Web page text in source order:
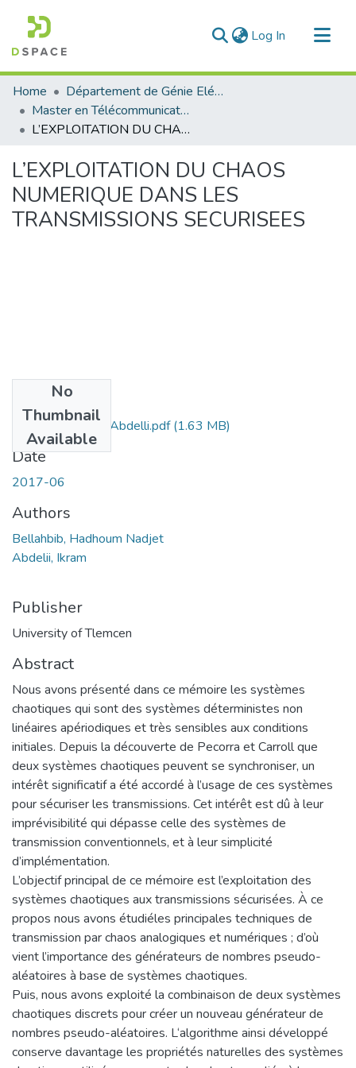
Log In (current)
Communities & Collections
All of DSpace
Statistics
Home
Département de Génie Eléctrique et Electronique
Master en Télécommunication
L’EXPLOITATION DU CHAOS NUMERIQUE DANS LES TRANSMISSIONS SECURISEES
L’EXPLOITATION DU CHAOS
NUMERIQUE DANS LES
TRANSMISSIONS SECURISEES
No
Thumbnail
Available
Ms.Tel.Bellahbib+Abdelli.pdf(1.63 MB)
Date
2017-06
Authors
Bellahbib, Hadhoum Nadjet
Abdelii, Ikram
Publisher
University of Tlemcen
Abstract
Nous avons présenté dans ce mémoire les systèmes
chaotiques qui sont des systèmes déterministes non
linéaires apériodiques et très sensibles aux conditions
initiales. Depuis la découverte de Pecorra et Carroll que
deux systèmes chaotiques peuvent se synchroniser, un
intérêt significatif a été accordé à l’usage de ces systèmes
pour sécuriser les transmissions. Cet intérêt est dû à leur
imprévisibilité qui dépasse celle des systèmes de
transmission conventionnels, et à leur simplicité
d’implémentation.
L’objectif principal de ce mémoire est l’exploitation des
systèmes chaotiques aux transmissions sécurisées. À ce
propos nous avons étudiéles principales techniques de
transmission par chaos analogiques et numériques ; d’où
vient l’importance des générateurs de nombres pseudo-
aléatoires à base de systèmes chaotiques.
Puis, nous avons exploité la combinaison de deux systèmes
chaotiques discrets pour créer un nouveau générateur de
nombres pseudo-aléatoires. L‘algorithme ainsi développé
conserve davantage les propriétés naturelles des systèmes